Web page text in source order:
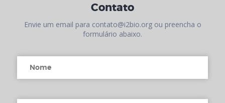
Contato
Envie um email para contato@i2bio.org ou preencha o
formulário abaixo.